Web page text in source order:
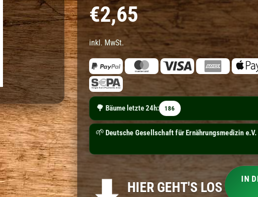
Normaler Preis
€2,65
inkl. MwSt.
🌳 Bäume letzte 24h: 186
🌱 Deutsche Gesellschaft für Ernährungsmedizin
HIER GEHT'S LOS
IN